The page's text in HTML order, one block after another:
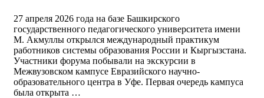
27 апреля 2026 года на базе Башкирского
государственного педагогического университета имени
М. Акмуллы открылся международный практикум
работников системы образования России и Кыргызстана.
Участники форума побывали на экскурсии в
Межвузовском кампусе Евразийского научно-
образовательного центра в Уфе. Первая очередь кампуса
была открыта …